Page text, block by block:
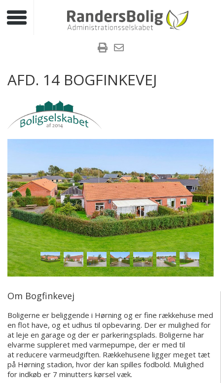
Toggle navigation
AFD. 14 BOGFINKEVEJ
Om Bogfinkevej
Boligerne er beliggende i Hørning og er fine rækkehuse med
en flot have, og et udhus til opbevaring. Der er mulighed for
at leje en garage og der er parkeringsplads. Boligerne har
elvarme suppleret med varmepumpe, der er med til
at reducere varmeudgiften. Rækkehusene ligger meget tæt
på Hørning stadion, hvor der kan spilles fodbold. Mulighed
for indkøb er 7 minutters kørsel væk.